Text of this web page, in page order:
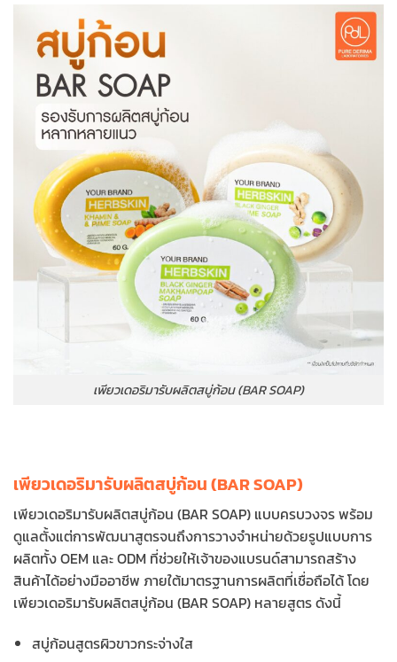
เพียวเดอริมารับผลิตสบู่ก้อน (BAR SOAP)
เพียวเดอริมารับผลิตสบู่ก้อน (BAR SOAP)
เพียวเดอริมารับผลิตสบู่ก้อน (BAR SOAP) แบบครบวงจร พร้อม
ดูแลตั้งแต่การพัฒนาสูตรจนถึงการวางจำหน่ายด้วยรูปแบบการ
ผลิตทั้ง OEM และ ODM ที่ช่วยให้เจ้าของแบรนด์สามารถสร้าง
สินค้าได้อย่างมืออาชีพ ภายใต้มาตรฐานการผลิตที่เชื่อถือได้ โดย
เพียวเดอริมารับผลิตสบู่ก้อน (BAR SOAP) หลายสูตร ดังนี้
สบู่ก้อนสูตรผิวขาวกระจ่างใส